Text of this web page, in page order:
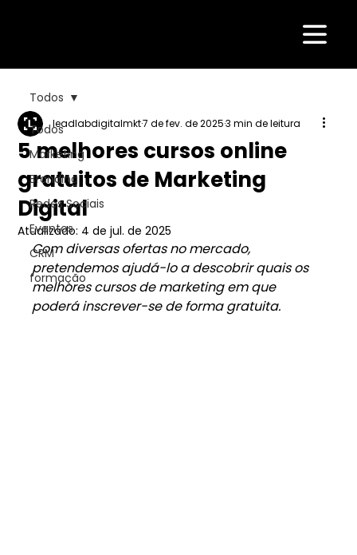
Todos
Marketing
Branding
Redes Sociais
Eventos
CRM
formação
Todos
5 melhores cursos online
gratuitos de Marketing
Digital
leadlabdigitalmkt7 de fev. de 20253 min de leitura
Atualizado: 4 de jul. de 2025
Com diversas ofertas no mercado,
pretendemos ajudá-lo a descobrir quais os
melhores cursos de marketing em que
poderá inscrever-se de forma gratuita.